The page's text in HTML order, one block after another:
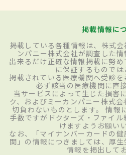
掲載情報に
掲載している各種情報は、株式
ンパニー株式会社が調査した情
出来るだけ正確な情報掲載に努
に保証するものでは
掲載されている医療機関へ受診
必ず該当の医療機関に直
当サービスによって生じた損害
ク、およびミーカンパニー株式
切負わないものとします。 情報
手数ですがドクターズ・ファイ
けますようお願い
なお、「マイナンバーカードの
関」の情報につきましては、厚生
情報を掲出して